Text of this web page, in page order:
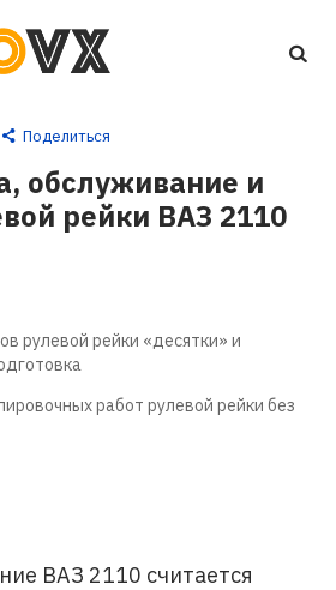
Поделиться
обслуживание и
рейки ВАЗ 2110
рулевой рейки «десятки» и
работ рулевой рейки без
ВАЗ 2110 считается